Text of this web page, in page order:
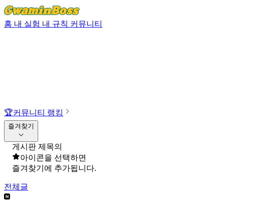
홈 내 실험 내 규칙 커뮤니티
🏆커뮤니티 랭킹
즐겨찾기
게시판 제목의
아이콘을 선택하면
즐겨찾기에 추가됩니다.
전체글